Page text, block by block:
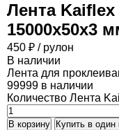
Лента
15000х50х3
450 ₽ / рулон
В наличии
Лента для
99999 в наличии
Количество Лента
В корзину Купить в один